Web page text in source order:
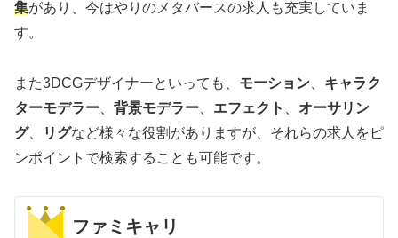
集があり、今はやりのメタバースの求人も充実していま
す。
また3DCGデザイナーといっても、 モーション
キャラク
ターモデラー
背景モデラー エフェクト
オーサリン
グ、 リグなど様々な役割がありますが、それらの求人をピ
ンポイントで検索することも可能です。
ファミキャリ